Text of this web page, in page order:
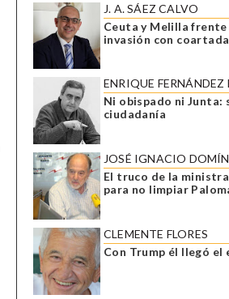
J. A. SÁEZ CALVO
Ceuta y Melilla frente
invasión con
ENRIQUE FERNÁNDEZ
Ni obispado ni Junta:
ciudadanía
JOSÉ IGNACIO
El truco de la
para no limpiar
CLEMENTE FLORES
Con Trump él llegó el